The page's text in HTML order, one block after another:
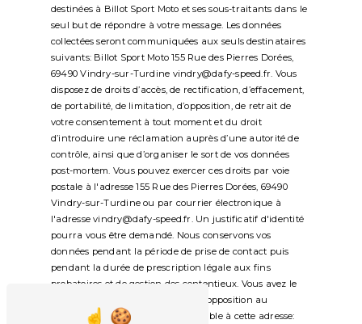
destinées à Billot Sport Moto et ses sous-traitants dans le
seul but de répondre à votre message. Les données
collectées seront communiquées aux seuls destinataires
suivants: Billot Sport Moto 155 Rue des Pierres Dorées,
69490 Vindry-sur-Turdine vindry@dafy-speed.fr. Vous
disposez de droits d’accès, de rectification, d’effacement,
de portabilité, de limitation, d’opposition, de retrait de
votre consentement à tout moment et du droit
d’introduire une réclamation auprès d’une autorité de
contrôle, ainsi que d’organiser le sort de vos données
post-mortem. Vous pouvez exercer ces droits par voie
postale à l'adresse 155 Rue des Pierres Dorées, 69490
Vindry-sur-Turdine ou par courrier électronique à
l'adresse vindry@dafy-speed.fr. Un justificatif d'identité
pourra vous être demandé. Nous conservons vos
données pendant la période de prise de contact puis
pendant la durée de prescription légale aux fins
probatoires et de gestion des contentieux. Vous avez le
droit de vous inscrire sur la liste d'opposition au
démarchage téléphonique, disponible à cette adresse: